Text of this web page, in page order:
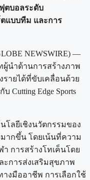
ตบอลระดับ
ตแบบทีม และการ
NEWSWIRE) —
ทผู้นำด้านการสร้างภาพ
ายได้ที่ขับเคลื่อนด้วย
Cutting Edge Sports
โลยีเชิงนวัตกรรมของ
ากขึ้น โดยเน้นที่ความ
การสร้างโทเค็นโดย
ะการส่งเสริมสุขภาพ
งมืออาชีพ การเลือกใช้